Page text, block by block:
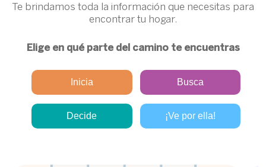
Te brindamos toda la información que necesitas para
encontrar tu hogar.
Elige en qué parte del camino te encuentras
Inicia Busca
Decide ¡Ve por ella!